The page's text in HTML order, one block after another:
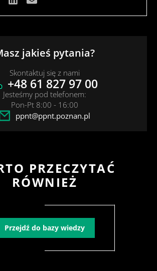
jakieś pytania?
Skontaktuj się z nami
+48 61 827 97 00
Jesteśmy pod telefonem:
Pon-Pt 8:00 - 16:00
ppnt@ppnt.poznan.pl
PRZECZYTAĆ
RÓWNIEŻ
Przejdź do bazy wiedzy